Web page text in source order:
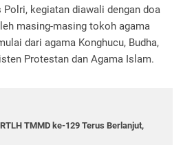
kegiatan diawali dengan doa
masing-masing tokoh agama
dari agama Konghucu, Budha,
Protestan dan Agama Islam.
TMMD ke-129 Terus Berlanjut,